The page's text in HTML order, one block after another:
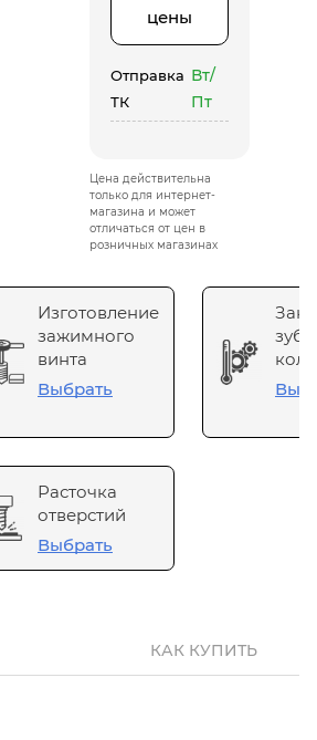
цены
Отправка
ТК
Вт/
Пт
Цена действительна
только для интернет-
магазина и может
отличаться от цен в
розничных магазинах
Изготовление
зажимного
винта
Выбрать
Расточка
отверстий
Выбрать
КАК КУПИТЬ